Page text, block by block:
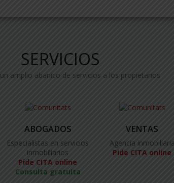
SERVICIOS
amplio abanico de servicios a los propietarios
ABOGADOS
Especialistas en servicios
inmobiliarios
Pide CITA online
Consulta gratuita
VENTAS
Agencia
Pide CITA online